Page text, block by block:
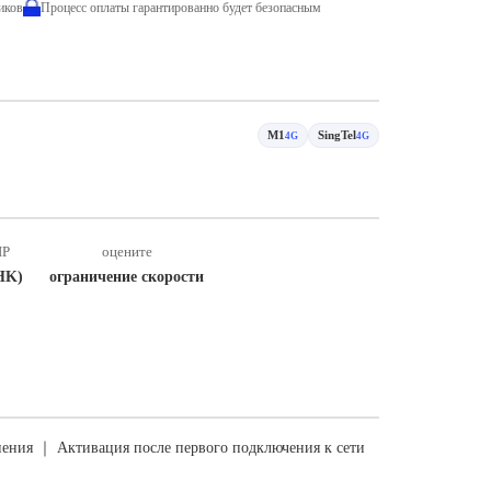
Процесс оплаты гарантированно будет безопасным
M1 4G SingTel4G
оцените
ограничение скорости
｜ Активация после первого подключения к сети